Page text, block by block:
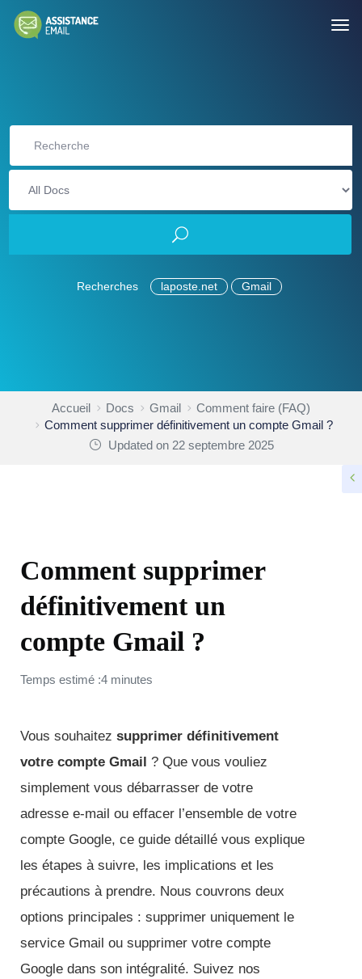
Recherches laposte.net Gmail
Accueil Docs Gmail
Comment faire (FAQ)
Comment supprimer définitivement un compte Gmail ?
Updated on 22 septembre 2025
Comment supprimer
définitivement un
compte Gmail ?
Temps estimé :4 minutes
Vous souhaitez supprimer définitivement
votre compte Gmail ? Que vous vouliez
simplement vous débarrasser de votre
adresse e-mail ou effacer l’ensemble de votre
compte Google, ce guide détaillé vous explique
les étapes à suivre, les implications et les
précautions à prendre. Nous couvrons deux
options principales : supprimer uniquement le
service Gmail ou supprimer votre compte
Google dans son intégralité. Suivez nos